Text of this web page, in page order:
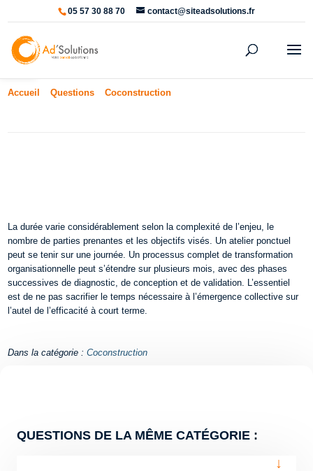
Ouvrir la barre d’outils
05 57 30 88 70 contact@siteadsolutions.fr
Accueil Questions Coconstruction
La durée varie considérablement selon la complexité de l’enjeu, le
nombre de parties prenantes et les objectifs visés. Un atelier ponctuel
peut se tenir sur une journée. Un processus complet de transformation
organisationnelle peut s’étendre sur plusieurs mois, avec des phases
successives de diagnostic, de conception et de validation. L’essentiel
est de ne pas sacrifier le temps nécessaire à l’émergence collective sur
l’autel de l’efficacité à court terme.
Dans la catégorie :Coconstruction
QUESTIONS DE LA MÊME CATÉGORIE :
↓